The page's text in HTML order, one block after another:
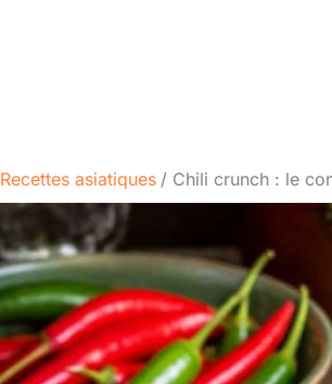
Recettes asiatiques Chili crunch : le